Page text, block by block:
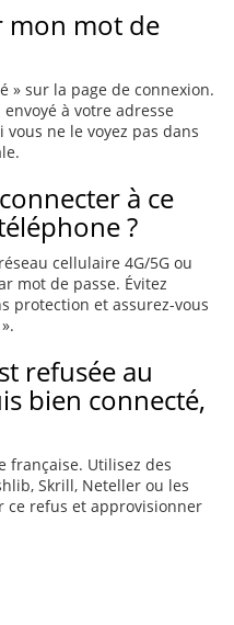
mon mot de
» sur la page de connexion.
à votre adresse
ne le voyez pas dans
à ce
?
cellulaire 4G/5G ou
mot de passe. Évitez
protection et assurez-vous
refusée au
bien connecté,
française. Utilisez des
Skrill, Neteller ou les
ce refus et approvisionner